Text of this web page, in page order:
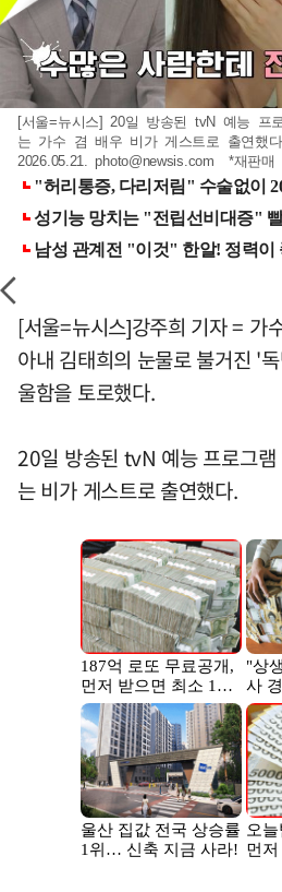
[서울=뉴시스] 20일 방송된 tvN 예능 프
는 가수 겸 배우 비가 게스트로 출연했
2026.05.21.photo@newsis.com *재판매
[서울=뉴시스]강주희 기자 = 가
아내 김태희의 눈물로 불거진 '
울함을 토로했다.
20일 방송된 tvN 예능 프로그
는 비가 게스트로 출연했다.